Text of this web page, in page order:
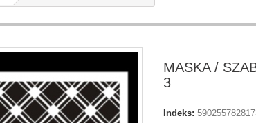
MASKA /
3
Indeks: